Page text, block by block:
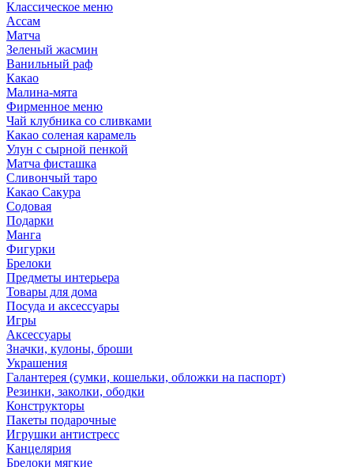
Классическое меню
Ассам
Матча
Зеленый жасмин
Ванильный раф
Какао
Малина-мята
Фирменное меню
Чай клубника со сливками
Какао соленая карамель
Улун с сырной пенкой
Матча фисташка
Сливончый таро
Какао Сакура
Содовая
Подарки
Манга
Фигурки
Брелоки
Предметы интерьера
Товары для дома
Посуда и аксессуары
Игры
Аксессуары
Значки, кулоны, броши
Украшения
Галантерея (сумки, кошельки, обложки на паспорт)
Резинки, заколки, ободки
Конструкторы
Пакеты подарочные
Игрушки антистресс
Канцелярия
Брелоки мягкие